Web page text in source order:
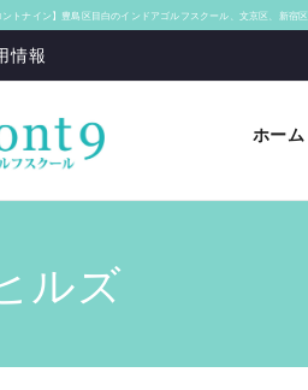
ントナイン】豊島区目白のインドアゴルフスクール、文京区、新宿区
情報
ホーム
ルズ